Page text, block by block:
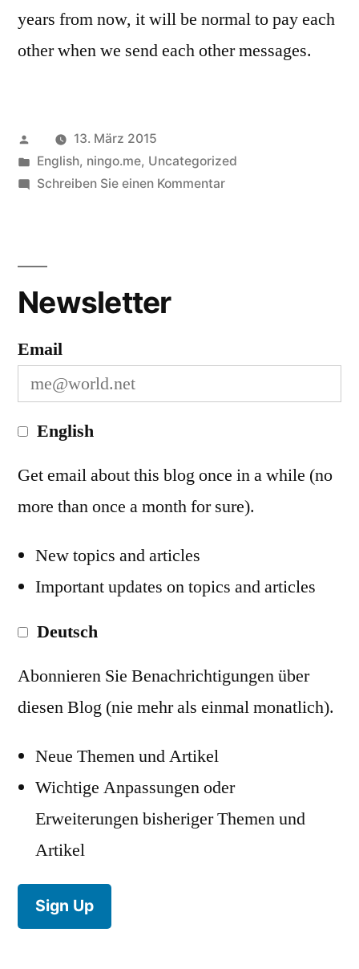
years from now, it will be normal to pay each
other when we send each other messages.
Veröffentlicht
von
13. März 2015
Veröffentlicht
in
English, ningo.me, Uncategorized
Schreiben Sie einen Kommentarzu
Newsletter
Email
English
Get email about this blog once in a while (no
more than once a month for sure).
New topics and articles
Important updates on topics and articles
Deutsch
Abonnieren Sie Benachrichtigungen über
diesen Blog (nie mehr als einmal monatlich).
Neue Themen und Artikel
Wichtige Anpassungen oder
Erweiterungen bisheriger Themen und
Artikel